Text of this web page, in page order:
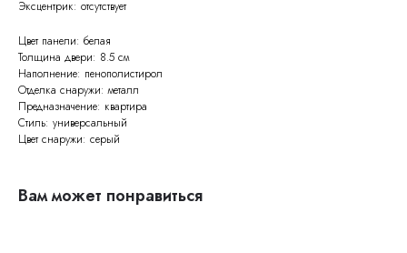
Эксцентрик: отсутствует
Цвет панели: белая
Толщина двери: 8.5 см
Наполнение: пенополистирол
Отделка снаружи: металл
Предназначение: квартира
Стиль: универсальный
Цвет снаружи: серый
Вам может понравиться